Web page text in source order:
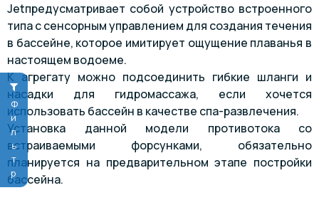
Фильтр
Jetпредусматривает собой устройство встроенного
типа с сенсорным управлением для создания течения
в бассейне, которое имитирует ощущение плаванья в
настоящем водоеме.
К агрегату можно подсоединить гибкие шланги и
насадки для гидромассажа, если хочется
использовать бассейн в качестве спа-развлечения.
Установка данной модели противотока со
встраиваемыми форсунками, обязательно
планируется на предварительном этапе постройки
бассейна.